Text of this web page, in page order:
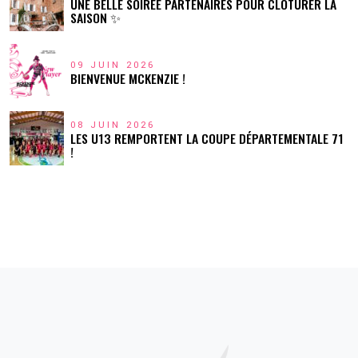
UNE BELLE SOIRÉE PARTENAIRES POUR CLÔTURER LA
SAISON ✨
09 JUIN 2026
BIENVENUE MCKENZIE !
08 JUIN 2026
LES U13 REMPORTENT LA COUPE DÉPARTEMENTALE 71
!